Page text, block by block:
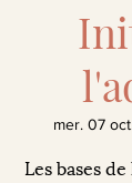
mer. 07 oct.
Les bases